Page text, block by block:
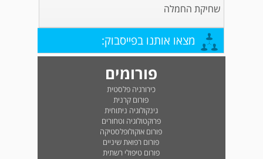
שחיקת החמלה
מצאו אותנו בפייסבוק:
פורומים
כירורגיה פלסטית
פורום קרנית
גינקולוגיה ניתוחית
פרוקטולוגיה וטחורים
פורום אוקולופלסטיקה
פורום רפואת שיניים
פורום טיפולי רשתית